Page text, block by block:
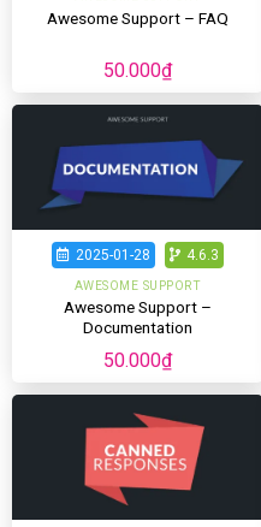
Awesome Support – FAQ
50.000₫
2025-01-28 4.6.3
AWESOME SUPPORT
Awesome Support –
Documentation
50.000₫